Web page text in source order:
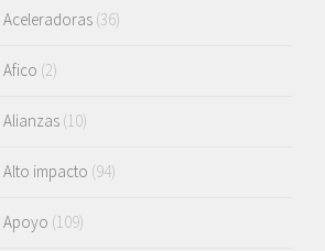
Aceleradoras (36)
Afico (2)
Alianzas (10)
Alto impacto (94)
Apoyo (109)